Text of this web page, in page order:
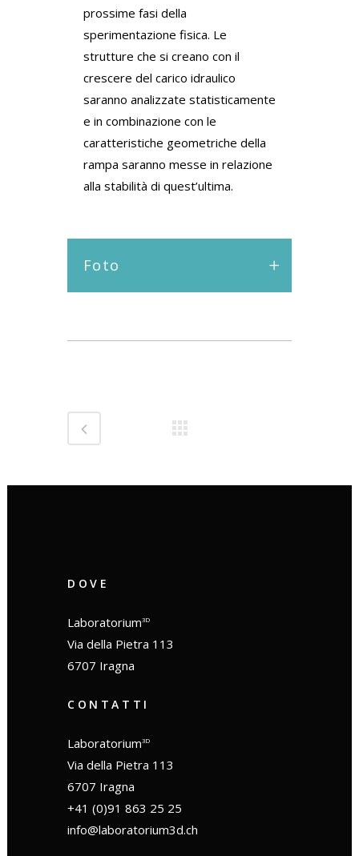
prossime fasi della
sperimentazione fisica. Le
strutture che si creano con il
crescere del carico idraulico
saranno analizzate statisticamente
e in combinazione con le
caratteristiche geometriche della
rampa saranno messe in relazione
alla stabilità di quest’ultima.
Foto
DOVE
Laboratorium3D
Via della Pietra 113
6707 Iragna
CONTATTI
Laboratorium3D
Via della Pietra 113
6707 Iragna
+41 (0)91 863 25 25
info@laboratorium3d.ch